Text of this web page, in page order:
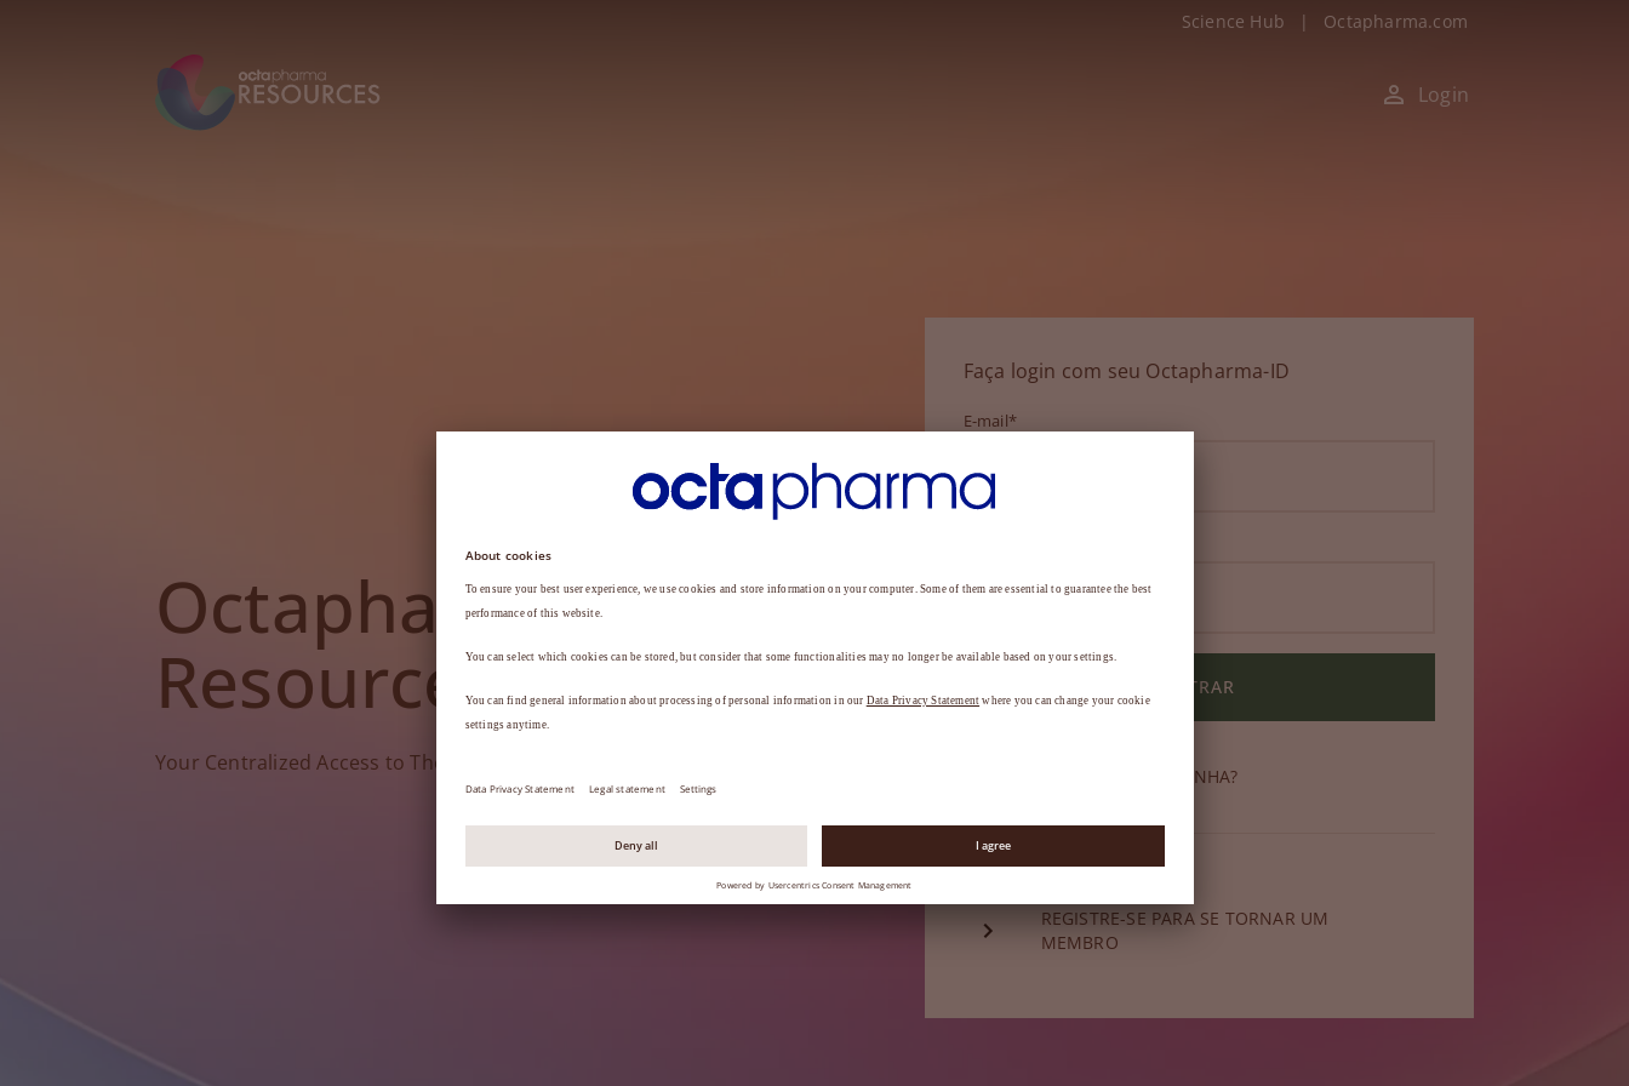
Science Hub | Octapharma.com
Login
Octapharma
Resources
Your Centralized Access to Therapy Tools.
Faça login com seu Octapharma-ID
E-mail*
ENTRAR
ESQUECEU SUA SENHA?
Ainda não é membro?
REGISTRE-SE PARA SE TORNAR UM
MEMBRO